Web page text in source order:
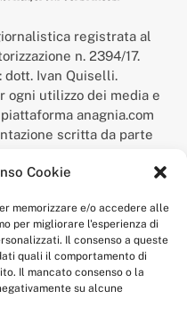
Cookie
memorizzare e/o accedere alle
per migliorare l'esperienza di
Il consenso a queste
quali il comportamento di
Il mancato consenso o la
su alcune
registrata al
n. 2394/17.
Ivan Quiselli.
ogni utilizzo dei media e
anagnia.com
scritta da parte
presso l’Ufficio Italiano
del 9 febbraio 2017.